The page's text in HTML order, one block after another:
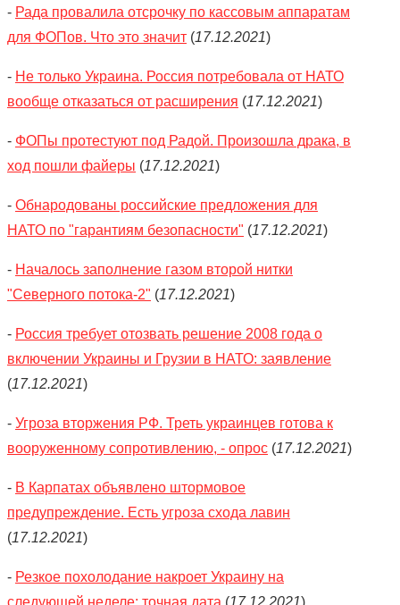
- Рада провалила отсрочку по кассовым аппаратам
для ФОПов. Что это значит (17.12.2021)
- Не только Украина. Россия потребовала от НАТО
вообще отказаться от расширения (17.12.2021)
- ФОПы протестуют под Радой. Произошла драка, в
ход пошли файеры (17.12.2021)
- Обнародованы российские предложения для
НАТО по "гарантиям безопасности" (17.12.2021)
- Началось заполнение газом второй нитки
"Северного потока-2" (17.12.2021)
- Россия требует отозвать решение 2008 года о
включении Украины и Грузии в НАТО: заявление
(17.12.2021)
- Угроза вторжения РФ. Треть украинцев готова к
вооруженному сопротивлению, - опрос (17.12.2021)
- В Карпатах объявлено штормовое
предупреждение. Есть угроза схода лавин
(17.12.2021)
- Резкое похолодание накроет Украину на
следующей неделе: точная дата (17.12.2021)